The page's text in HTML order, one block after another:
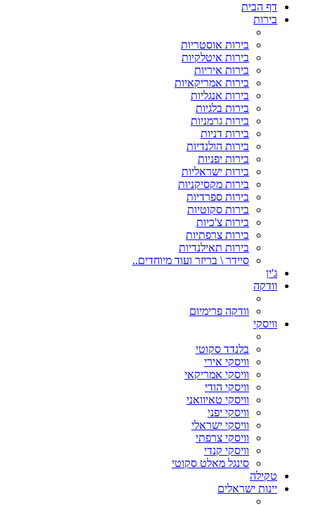
דף הבית
בירות
בירות אוסטריות
בירות איטלקיות
בירות איריות
בירות אמריקאיות
בירות אנגליות
בירות בלגיות
בירות גרמניות
בירות דניות
בירות הולנדיות
בירות יפניות
בירות ישראליות
בירות מקסיקניות
בירות ספרדיות
בירות סקוטיות
בירות צ'כיות
בירות צרפתיות
בירות תאילנדיות
סיידר \ בריזר ועוד מיוחדים..
ג'ין
וודקה
וודקה פרימיום
וויסקי
בלנדד סקוטי
וויסקי אירי
וויסקי אמריקאי
וויסקי הודי
וויסקי טאיוואני
וויסקי יפני
וויסקי ישראלי
וויסקי צרפתי
וויסקי קנדי
סינגל מאלט סקוטי
טקילה
יינות ישראלים